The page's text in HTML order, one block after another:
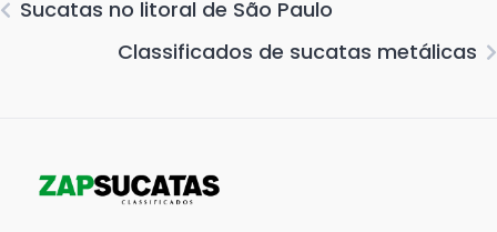
Sucatas no litoral de São Paulo
Classificados de sucatas metálicas